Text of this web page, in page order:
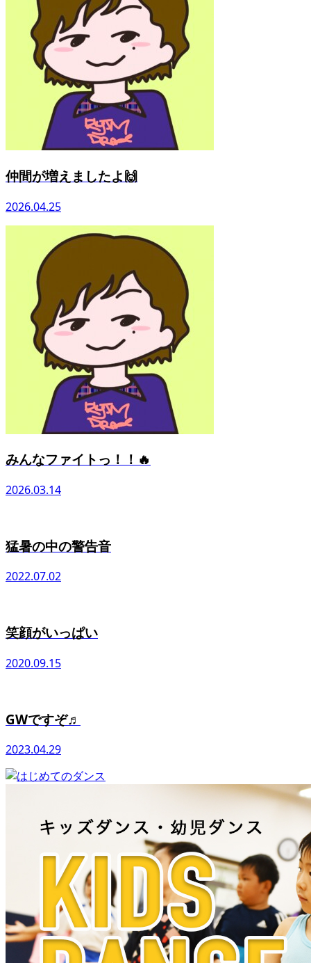
仲間が増えましたよ🙌
2026.04.25
みんなファイトっ！！🔥
2026.03.14
猛暑の中の警告音
2022.07.02
笑顔がいっぱい
2020.09.15
GWですぞ♬
2023.04.29